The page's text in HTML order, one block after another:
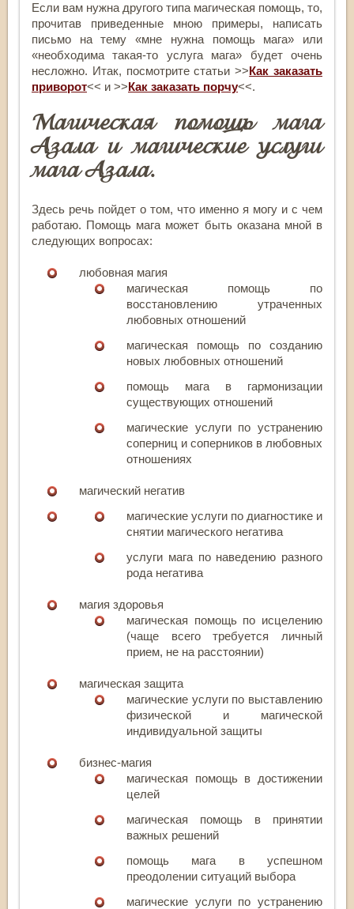
Если вам нужна другого типа магическая помощь, то,
прочитав приведенные мною примеры, написать
письмо на тему «мне нужна помощь мага» или
«необходима такая-то услуга мага» будет очень
несложно. Итак, посмотрите статьи >>Как заказать
приворот<< и >>Как заказать порчу<<.
Магическая помощь мага
Азала и магические услуги
мага Азала.
Здесь речь пойдет о том, что именно я могу и с чем
работаю. Помощь мага может быть оказана мной в
следующих вопросах:
любовная магия
магическая помощь по
восстановлению утраченных
любовных отношений
магическая помощь по созданию
новых любовных отношений
помощь мага в гармонизации
существующих отношений
магические услуги по устранению
соперниц и соперников в любовных
отношениях
магический негатив
магические услуги по диагностике и
снятии магического негатива
услуги мага по наведению разного
рода негатива
магия здоровья
магическая помощь по исцелению
(чаще всего требуется личный
прием, не на расстоянии)
магическая защита
магические услуги по выставлению
физической и магической
индивидуальной защиты
бизнес-магия
магическая помощь в достижении
целей
магическая помощь в принятии
важных решений
помощь мага в успешном
преодолении ситуаций выбора
магические услуги по устранению